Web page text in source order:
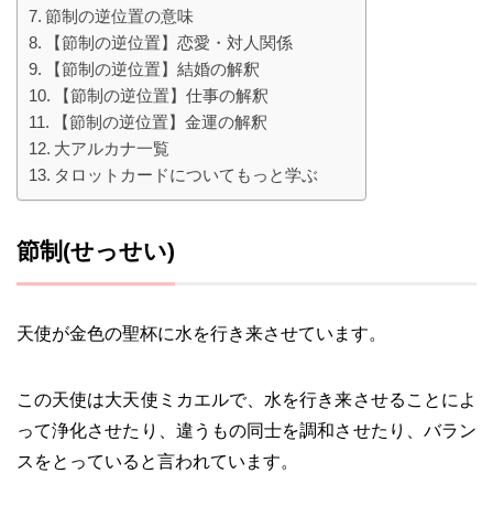
節制の逆位置の意味
【節制の逆位置】恋愛・対人関係
【節制の逆位置】結婚の解釈
【節制の逆位置】仕事の解釈
【節制の逆位置】金運の解釈
大アルカナ一覧
タロットカードについてもっと学ぶ
節制(せっせい)
天使が金色の聖杯に水を行き来させています。
この天使は大天使ミカエルで、水を行き来させることによ
って浄化させたり、違うもの同士を調和させたり、バラン
スをとっていると言われています。